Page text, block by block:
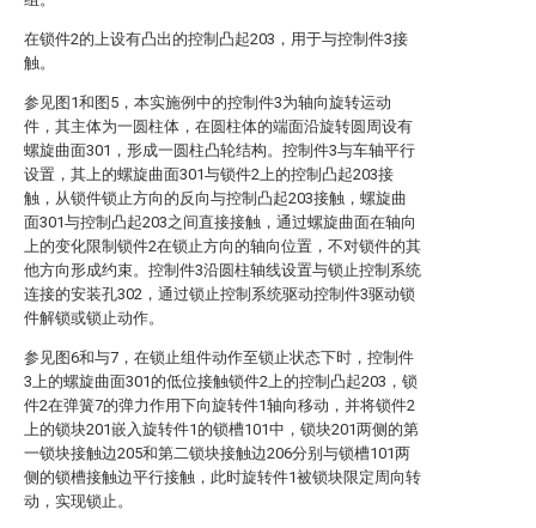
在锁件2的上设有凸出的控制凸起203，用于与控制件3接
触。
参见图1和图5，本实施例中的控制件3为轴向旋转运动
件，其主体为一圆柱体，在圆柱体的端面沿旋转圆周设有
螺旋曲面301，形成一圆柱凸轮结构。控制件3与车轴平行
设置，其上的螺旋曲面301与锁件2上的控制凸起203接
触，从锁件锁止方向的反向与控制凸起203接触，螺旋曲
面301与控制凸起203之间直接接触，通过螺旋曲面在轴向
上的变化限制锁件2在锁止方向的轴向位置，不对锁件的其
他方向形成约束。控制件3沿圆柱轴线设置与锁止控制系统
连接的安装孔302，通过锁止控制系统驱动控制件3驱动锁
件解锁或锁止动作。
参见图6和与7，在锁止组件动作至锁止状态下时，控制件
3上的螺旋曲面301的低位接触锁件2上的控制凸起203，锁
件2在弹簧7的弹力作用下向旋转件1轴向移动，并将锁件2
上的锁块201嵌入旋转件1的锁槽101中，锁块201两侧的第
一锁块接触边205和第二锁块接触边206分别与锁槽101两
侧的锁槽接触边平行接触，此时旋转件1被锁块限定周向转
动，实现锁止。